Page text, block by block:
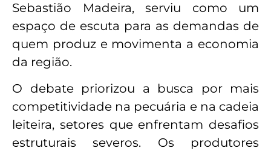
Sebastião Madeira, serviu como um
espaço de escuta para as demandas de
quem produz e movimenta a economia
da região.
O debate priorizou a busca por mais
competitividade na pecuária e na cadeia
leiteira, setores que enfrentam desafios
estruturais severos. Os produtores